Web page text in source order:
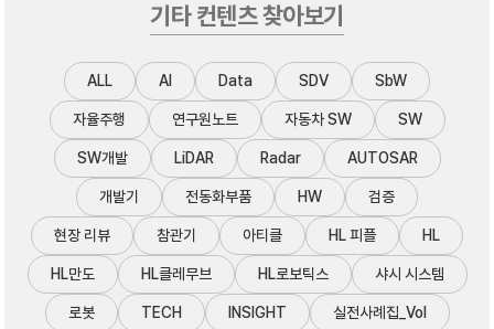
기타 컨텐츠 찾아보기
ALL AI Data SDV SbW
자율주행 연구원노트 자동차 SW SW
SW개발 LiDAR Radar AUTOSAR
개발기 전동화부품 HW 검증
현장 리뷰 참관기 아티클 HL 피플 HL
HL만도 HL클레무브 HL로보틱스 샤시 시스템
로봇 TECH INSIGHT 실전사례집_Vol